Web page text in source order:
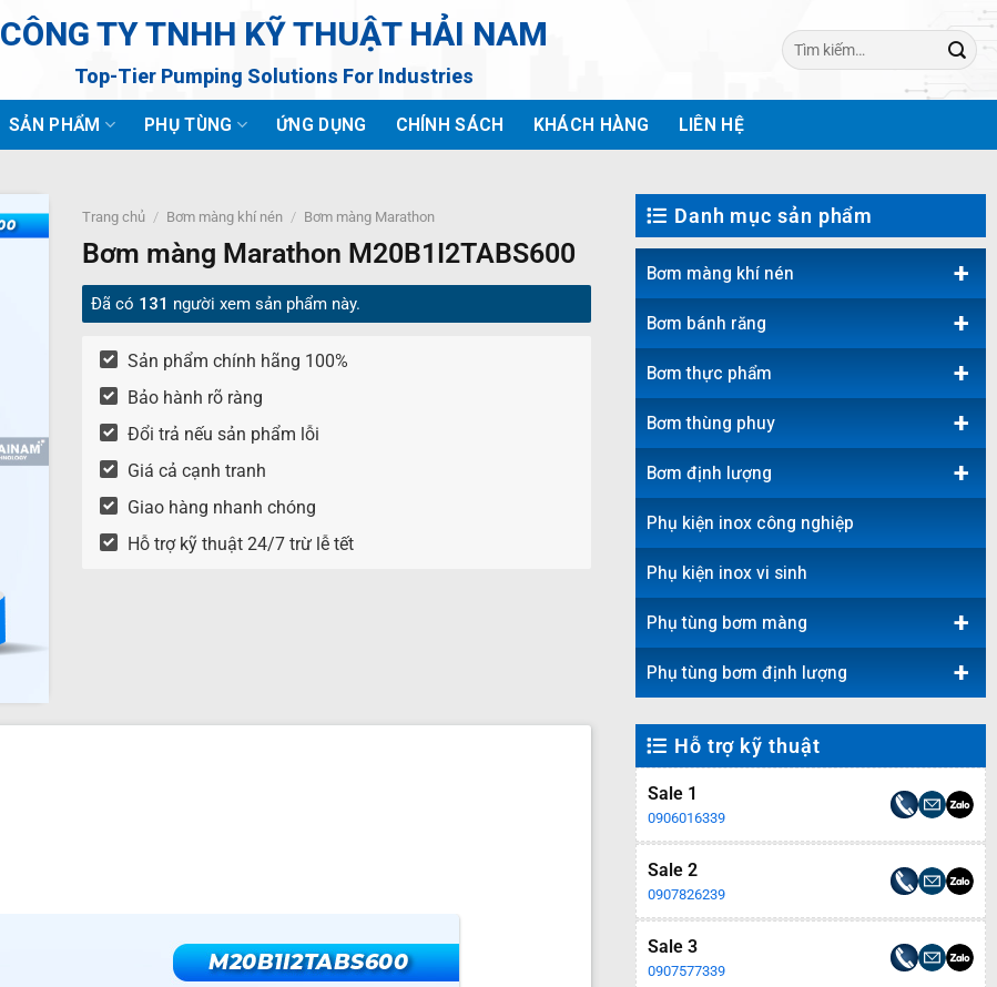
CÔNG TY TNHH KỸ THUẬT HẢI NAM
Top-Tier Pumping Solutions For Industries
Tìm
kiếm:
SẢN PHẨM PHỤ TÙNG ỨNG DỤNG CHÍNH SÁCH KHÁCH HÀNG LIÊN HỆ
Danh mục sản phẩm
Bơm màng khí nén +
Bơm bánh răng +
Bơm thực phẩm +
Bơm thùng phuy +
Bơm định lượng +
Phụ kiện inox công nghiệp
Phụ kiện inox vi sinh
Phụ tùng bơm màng +
Phụ tùng bơm định lượng +
Hỗ trợ kỹ thuật
Sale 1
0906016339
Sale 2
0907826239
Sale 3
0907577339
Trang chủ / Bơm màng khí nén / Bơm màng Marathon
Bơm màng Marathon M20B1I2TABS600
Đã có 131 người xem sản phẩm này.
Sản phẩm chính hãng 100%
Bảo hành rõ ràng
Đổi trả nếu sản phẩm lỗi
Giá cả cạnh tranh
Giao hàng nhanh chóng
Hỗ trợ kỹ thuật 24/7 trừ lễ tết